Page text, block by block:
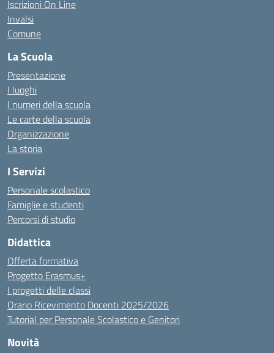
Iscrizioni On Line
Invalsi
Comune
La Scuola
Presentazione
I luoghi
I numeri della scuola
Le carte della scuola
Organizzazione
La storia
I Servizi
Personale scolastico
Famiglie e studenti
Percorsi di studio
Didattica
Offerta formativa
Progetto Erasmus+
I progetti delle classi
Orario Ricevimento Docenti 2025/2026
Tutorial per Personale Scolastico e Genitori
Novità